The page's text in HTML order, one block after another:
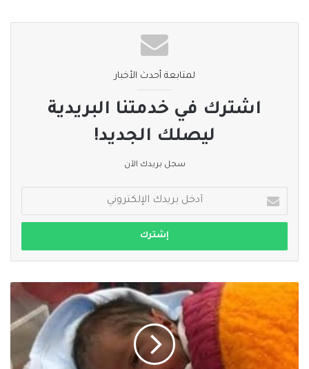
لمتابعة أحدث الأخبار
اشترك في خدمتنا البريدية
ليصلك الجديد!
سجل بريدك الآن
بريدك
الإلكتروني
الطفل
جورج
وُلد
أضواء